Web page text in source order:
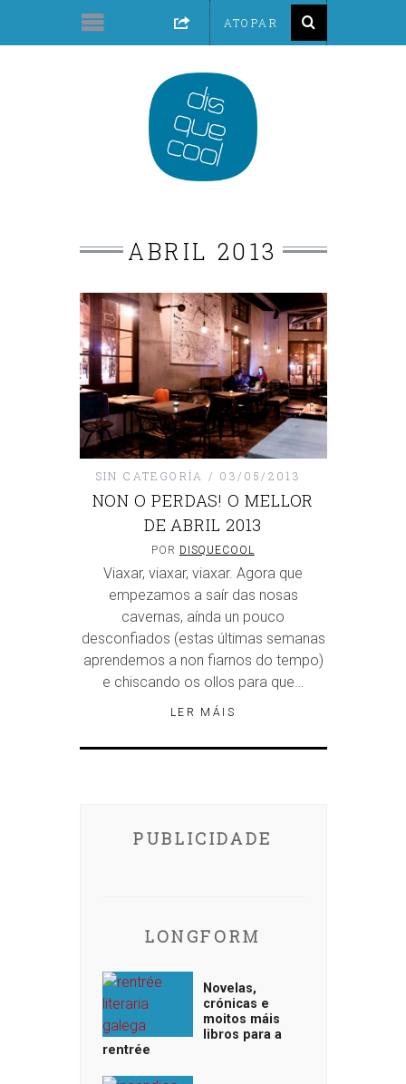
ABRIL 2013
SIN CATEGORÍA 03/05/2013
NON O PERDAS! O MELLOR
DE ABRIL 2013
POR DISQUECOOL
Viaxar, viaxar, viaxar. Agora que
empezamos a saír das nosas
cavernas, aínda un pouco
desconfiados (estas últimas semanas
aprendemos a non fiarnos do tempo)
e chiscando os ollos para que…
LER MÁIS
PUBLICIDADE
LONGFORM
Novelas,
crónicas e
moitos máis
libros para a
rentrée